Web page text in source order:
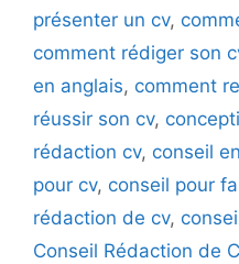
présenter un cv,
comment rédiger son
en anglais, comment
réussir son cv,
rédaction cv, conseil
pour cv, conseil pour
rédaction de cv,
Conseil Rédaction de